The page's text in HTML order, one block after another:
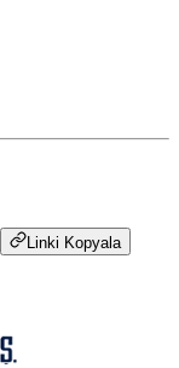
Linki Kopyala